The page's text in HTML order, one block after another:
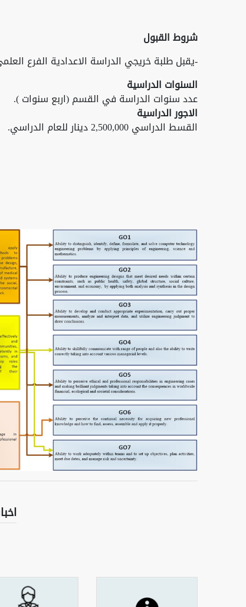
شروط القبول
-يقبل طلبة خريجي الدراسة الاعدادية الفرع
السنوات الدراسية
عدد سنوات الدراسة في القسم (اربع سنوات ).
الاجور الدراسية
القسط الدراسي 2,500,000 دينار للعام الدراسي.